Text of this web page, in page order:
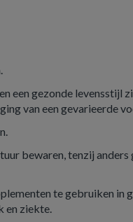
een gezonde levensstijl
van een gevarieerde
bewaren, tenzij anders
te gebruiken in
en ziekte.